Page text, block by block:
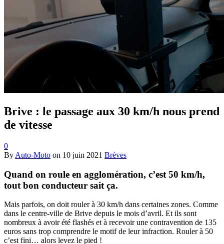
Brive : le passage aux 30 km/h nous prend
de vitesse
0
By Auto-Moto on 10 juin 2021 Brèves
Quand on roule en agglomération, c’est 50 km/h,
tout bon conducteur sait ça.
Mais parfois, on doit rouler à 30 km/h dans certaines zones. Comme
dans le centre-ville de Brive depuis le mois d’avril. Et ils sont
nombreux à avoir été flashés et à recevoir une contravention de 135
euros sans trop comprendre le motif de leur infraction. Rouler à 50
c’est fini… alors levez le pied !